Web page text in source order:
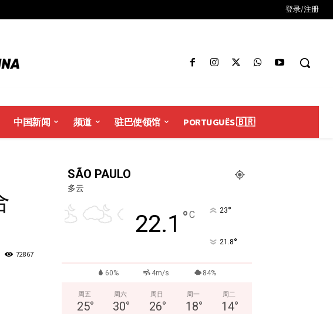
登录/注册
中国新闻 频道 驻巴使领馆 PORTUGUÊS 🇧🇷
72867
SÃO PAULO
多云
22.1 °C 23°
21.8°
60% 4m/s 84%
周五
25°
周六
30°
周日
26°
周一
18°
周二
14°